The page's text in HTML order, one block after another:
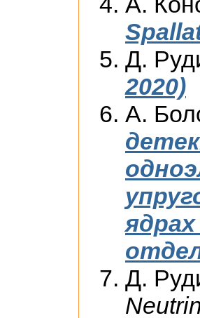
Д.
2020)
А.
Д.